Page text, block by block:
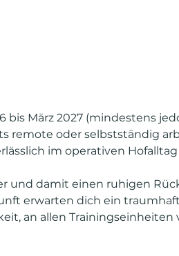
März 2027 (mindestens
remote oder selbstständig
im operativen
und damit einen ruhigen
erwarten dich ein
an allen Trainingseinheiten